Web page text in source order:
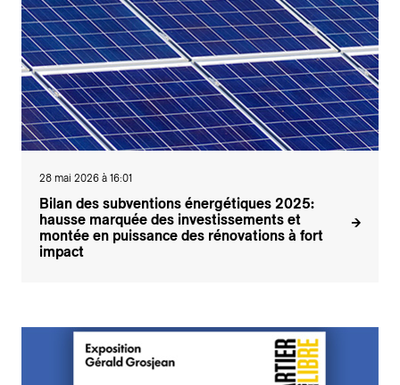
28 mai 2026 à 16:01
Bilan des subventions énergétiques 2025:
hausse marquée des investissements et
montée en puissance des rénovations à fort
impact